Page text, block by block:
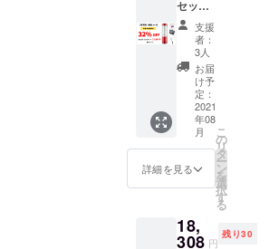
USB充
電ケー
ブル×1
・日本
語説明
書×1
※ACア
ダプ
ターは
付属し
ていま
せん。
シリコ
ン製氷
トレイ
×1 ・
BPAフ
リー・
シリコ
ンプ
レップ
バッグ
×1 ・
BEVVO
ダー用
クリー
セッ
ト ブ
レン
ダー一
式×2・
ブラシ2
個】一
般販売
予定価
格：
25,080
円
→17,05
4円 ・
ポータ
ブルブ
支援
者：
3人
お届
け予
定：
2021
年08
月
詳細を見る
こ
の
リ
タ
ー
ン
を
選
択
す
る
18,
308 円
残り30